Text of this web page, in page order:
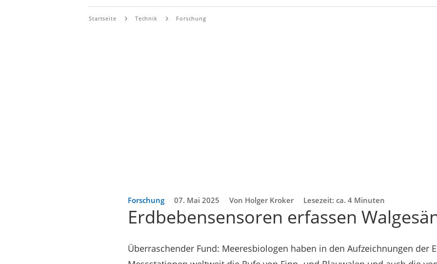
Startseite Technik Forschung
Forschung 07. Mai 2025 Von Holger Kroker Lesezeit: ca. 4 Minuten
Erdbebensensoren erfassen
Überraschender Fund: Meeresbiologen haben in den Aufzeichnungen der